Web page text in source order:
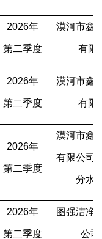
2026年
第二季度
漠河市鑫
有限
2026年
第二季度
漠河市鑫
有限
2026年
第二季度
漠河市鑫
有限公司
分水
2026年
第二季度
图强洁净
公司